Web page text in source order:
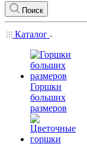
Поиск
Каталог
Горшки
больших
размеров